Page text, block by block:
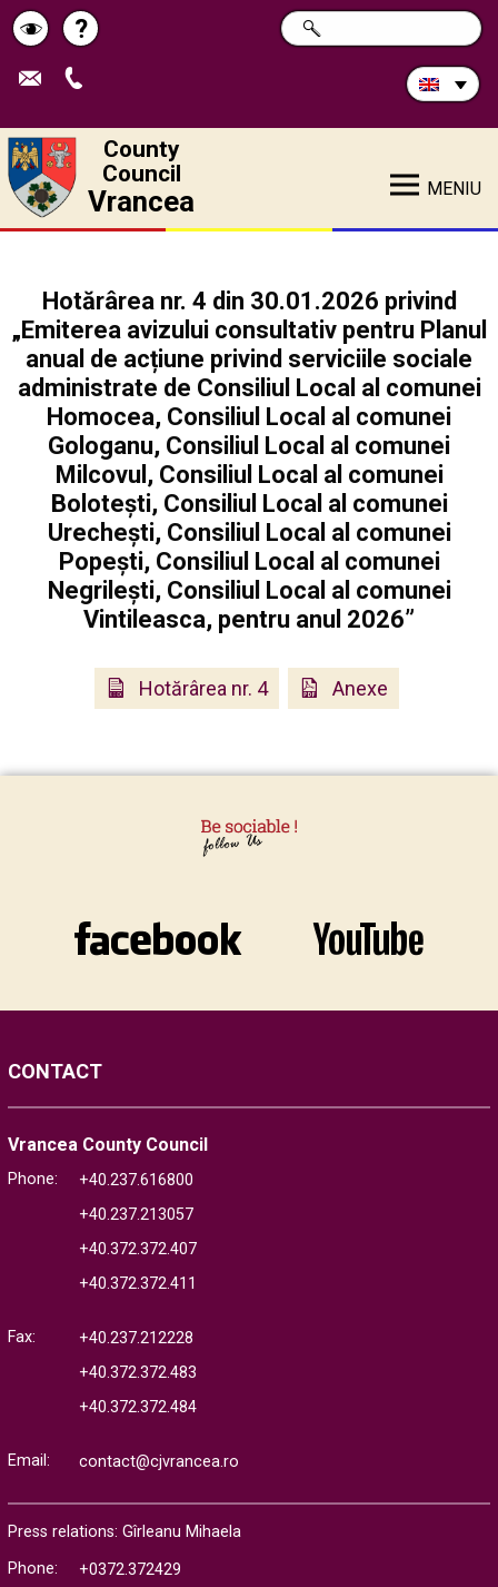
Schimbă
contrastul
Help
?
Search
in
SEARCH
County
Council
Vrancea MENIU
Hotărârea nr. 4 din 30.01.2026 privind
„Emiterea avizului consultativ pentru Planul
anual de acțiune privind serviciile sociale
administrate de Consiliul Local al comunei
Homocea, Consiliul Local al comunei
Gologanu, Consiliul Local al comunei
Milcovul, Consiliul Local al comunei
Bolotești, Consiliul Local al comunei
Urechești, Consiliul Local al comunei
Popești, Consiliul Local al comunei
Negrilești, Consiliul Local al comunei
Vintileasca, pentru anul 2026”
Hotărârea nr. 4 Anexe
CONTACT
Vrancea County Council
Phone:
+40.237.616800
+40.237.213057
+40.372.372.407
+40.372.372.411
Fax:
+40.237.212228
+40.372.372.483
+40.372.372.484
Email: contact@cjvrancea.ro
Press relations: Gîrleanu Mihaela
Phone:
+0372.372429